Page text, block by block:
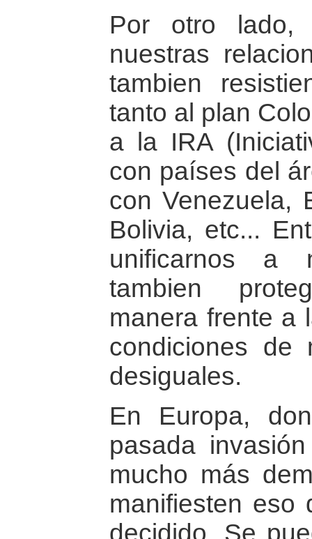
Por otro lado,
nuestras
tambien
tanto al plan
a la IRA
con países del
con Venezuela,
Bolivia, etc...
unificarnos a
tambien
manera frente a
condiciones de
desiguales.
En Europa,
pasada
mucho más
manifiesten eso
decidido. Se